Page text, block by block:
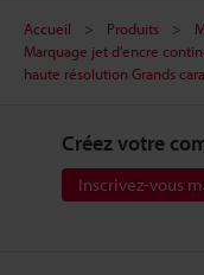
Accueil Produits
Marquage jet d'encre
haute résolution Grands
Créez votre
Inscrivez-vous